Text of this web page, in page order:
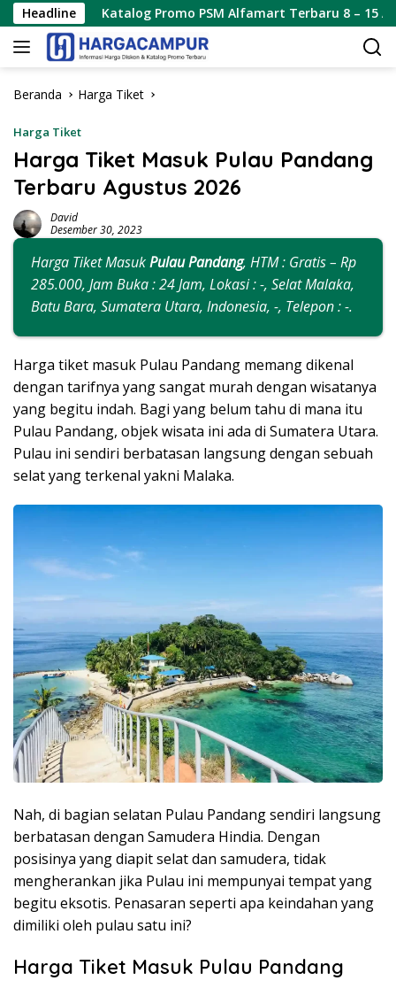
Langsung
ke
konten
Headline
Promo PSM Alfamart Terbaru 8 – 15 Agustus 2026
Beranda Harga Tiket
Harga Tiket
Harga Tiket Masuk Pulau Pandang
Terbaru Agustus 2026
David
Desember 30, 2023
Harga Tiket MasukPulau Pandang, HTM : Gratis – Rp
285.000, Jam Buka : 24 Jam, Lokasi : -, Selat Malaka,
Batu Bara, Sumatera Utara, Indonesia, -, Telepon : -.
Harga tiket masuk Pulau Pandang memang dikenal
dengan tarifnya yang sangat murah dengan wisatanya
yang begitu indah. Bagi yang belum tahu di mana itu
Pulau Pandang, objek wisata ini ada di Sumatera Utara.
Pulau ini sendiri berbatasan langsung dengan sebuah
selat yang terkenal yakni Malaka.
Nah, di bagian selatan Pulau Pandang sendiri langsung
berbatasan dengan Samudera Hindia. Dengan
posisinya yang diapit selat dan samudera, tidak
mengherankan jika Pulau ini mempunyai tempat yang
begitu eksotis. Penasaran seperti apa keindahan yang
dimiliki oleh pulau satu ini?
Harga Tiket Masuk Pulau Pandang